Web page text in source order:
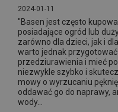
2024-01-11
"Basen jest często
posiadające ogród lub
zarówno dla dzieci, jak i
warto jednak
przedziurawienia i mieć
niezwykle szybko i
mowy o wyrzucaniu
oddawać go do naprawy,
wody...